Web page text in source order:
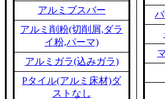
アルミブスバー
アルミ削粉(切削屑,ダラ
イ粉,パーマ)
アルミガラ(込みガラ)
Pタイル(アルミ床材)ダ
ストなし